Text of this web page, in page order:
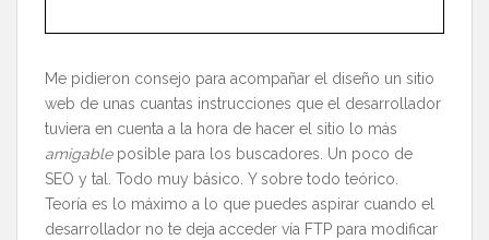
Me pidieron consejo para acompañar el diseño un sitio
web de unas cuantas instrucciones que el desarrollador
tuviera en cuenta a la hora de hacer el sitio lo más
amigableposible para los buscadores. Un poco de
SEO y tal. Todo muy básico. Y sobre todo teórico.
Teoría es lo máximo a lo que puedes aspirar cuando el
desarrollador no te deja acceder vía FTP para modificar